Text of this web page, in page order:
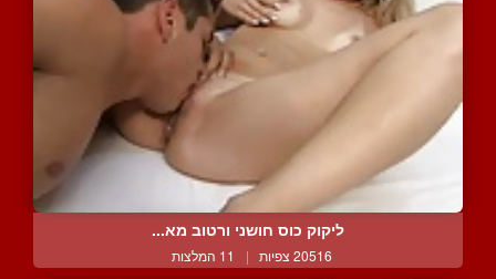
ליקוק כוס חושני ורטוב מא...
20516 צפיות | 11 המלצות